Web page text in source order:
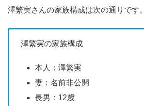
澤繁実さんの家族構成は次の通りです。
澤繁実の家族構成
本人：澤繁実
妻：名前非公開
長男：12歳